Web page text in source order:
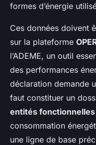
formes d’énergie
Ces données doivent
sur la plateforme
l’ADEME, un outil
des performances
déclaration demande
faut constituer un
entités fonctionnelles
consommation
une ligne de base